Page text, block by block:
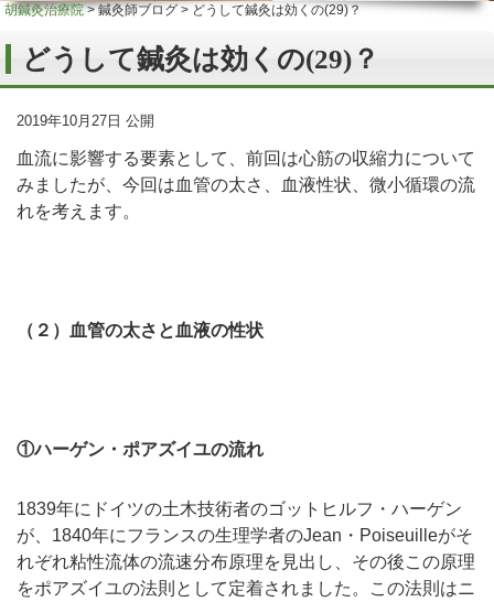
胡鍼灸治療院>鍼灸師ブログ> どうして鍼灸は効くの(29)？
どうして鍼灸は効くの(29)？
2019年10月27日 公開
血流に影響する要素として、前回は心筋の収縮力について
みましたが、今回は血管の太さ、血液性状、微小循環の流
れを考えます。
（２）血管の太さと血液の性状
①ハーゲン・ポアズイユの流れ
1839年にドイツの土木技術者のゴットヒルフ・ハーゲン
が、1840年にフランスの生理学者のJean・Poiseuilleがそ
れぞれ粘性流体の流速分布原理を見出し、その後この原理
をポアズイユの法則として定着されました。この法則はニ